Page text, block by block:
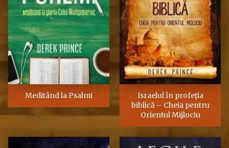
Meditând la Psalmi
Israelul în profeţia
biblică – Cheia pentru
Orientul Mijlociu